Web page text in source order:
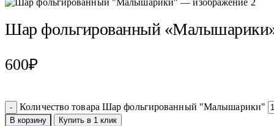
Шар фольгированный
600₽
Количество товара Шар фольгированный "Малышарики"
В корзину Купить в 1 клик